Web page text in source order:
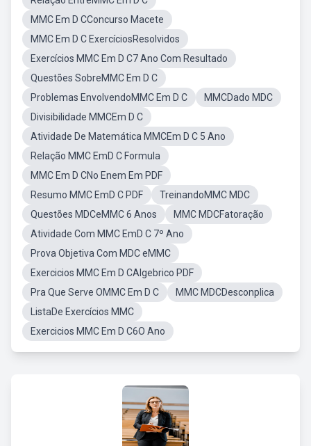
MMC Em D CConcurso Macete
MMC Em D C ExercíciosResolvidos
Exercícios MMC Em D C7 Ano Com Resultado
Questões SobreMMC Em D C
Problemas EnvolvendoMMC Em D C
MMCDado MDC
Divisibilidade MMCEm D C
Atividade De Matemática MMCEm D C 5 Ano
Relação MMC EmD C Formula
MMC Em D CNo Enem Em PDF
Resumo MMC EmD C PDF
TreinandoMMC MDC
Questões MDCeMMC 6 Anos
MMC MDCFatoração
Atividade Com MMC EmD C 7º Ano
Prova Objetiva Com MDC eMMC
Exercicios MMC Em D CAlgebrico PDF
Pra Que Serve OMMC Em D C
MMC MDCDesconplica
ListaDe Exercícios MMC
Exercicios MMC Em D C6O Ano